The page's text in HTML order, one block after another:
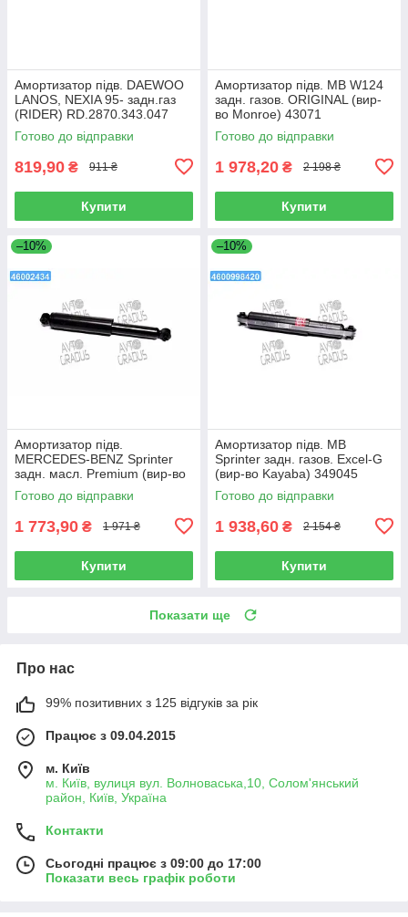
Амортизатор підв. DAEWOO
LANOS, NEXIA 95- задн.газ
(RIDER) RD.2870.343.047
Готово до відправки
819,90 ₴ 911 ₴
Купити
Амортизатор підв. MB W124
задн. газов. ORIGINAL (вир-
во Monroe) 43071
Готово до відправки
1 978,20 ₴ 2 198 ₴
Купити
–10%
Амортизатор підв.
MERCEDES-BENZ Sprinter
задн. масл. Premium (вир-во
Kayaba) 441081
Готово до відправки
1 773,90 ₴ 1 971 ₴
Купити
–10%
Амортизатор підв. MB
Sprinter задн. газов. Excel-G
(вир-во Kayaba) 349045
Готово до відправки
1 938,60 ₴ 2 154 ₴
Купити
Показати ще
Про нас
99% позитивних з 125 відгуків за рік
Працює з 09.04.2015
м. Київ
м. Київ, вулиця вул. Волноваська,10, Солом'янський
район, Київ, Україна
Контакти
Сьогодні працює з 09:00 до 17:00
Показати весь графік роботи